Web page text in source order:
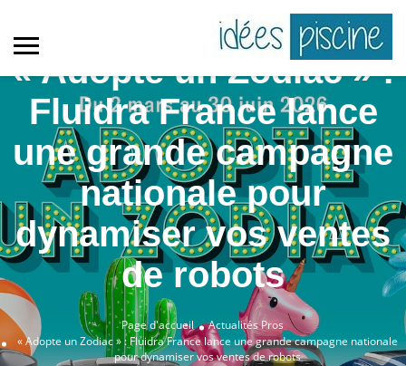
« Adopte un Zodiac » :
Fluidra France lance
une grande campagne
nationale pour
dynamiser vos ventes
de robots
Page d'accueil
Actualités Pros
« Adopte un Zodiac » : Fluidra France lance une grande campagne nationale
pour dynamiser vos ventes de robots